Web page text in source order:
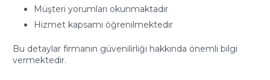
Müşteri yorumları okunmaktadır
Hizmet kapsamı öğrenilmektedir
Bu detaylar firmanın güvenilirliği hakkında önemli bilgi
vermektedir.